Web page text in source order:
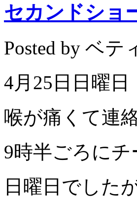
セカンドショ
Posted by ベテ
4月 25 日日曜日
喉が痛くて連
9時半ごろに
日曜日でした